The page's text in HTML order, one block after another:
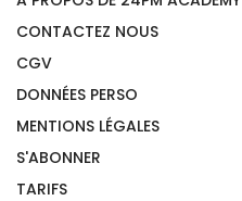
CONTACTEZ NOUS
CGV
DONNÉES PERSO
MENTIONS LÉGALES
S'ABONNER
TARIFS